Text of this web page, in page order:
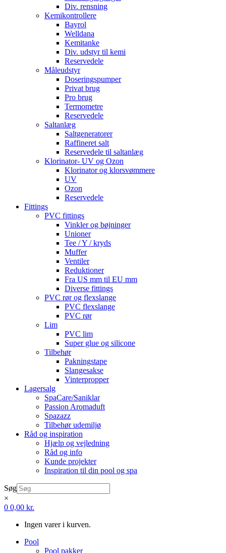
Div. rensning
Kemikontrollere
Bayrol
Welldana
Kemitanke
Div. udstyr til kemi
Reservedele
Måleudstyr
Doseringspumper
Privat brug
Pro brug
Termometre
Reservedele
Saltanlæg
Saltgeneratorer
Raffineret salt
Reservedele til saltanlæg
Klorinator- UV og Ozon
Klorinator og klorsvømmere
UV
Ozon
Reservedele
Fittings
PVC fittings
Vinkler og bøjninger
Unioner
Tee / Y / kryds
Muffer
Ventiler
Reduktioner
Fra US mm til EU mm
Diverse fittings
PVC rør og flexslange
PVC flexslange
PVC rør
Lim
PVC lim
Super glue og silicone
Tilbehør
Pakningstape
Slangesakse
Vinterpropper
Lagersalg
SpaCare/Saniklar
Passion Aromaduft
Spazazz
Tilbehør udemiljø
Råd og inspiration
Hjælp og vejledning
Råd og info
Kunde projekter
Inspiration til din pool og spa
Søg
×
0 0,00 kr.
Ingen varer i kurven.
Pool
Pool pakker